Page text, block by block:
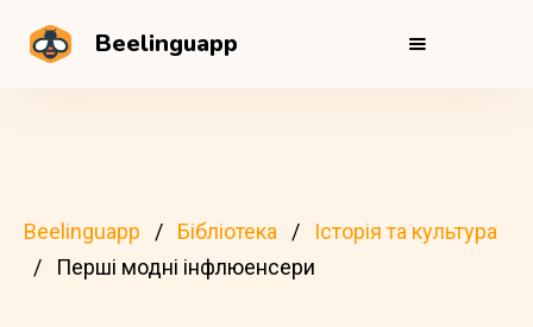
Beelinguapp
Beelinguapp Бібліотека
Історія та культура
Перші модні інфлюенсери